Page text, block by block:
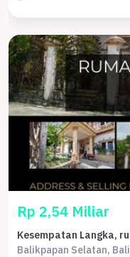
Rp 2,54 Miliar
Balikpapan Selatan,